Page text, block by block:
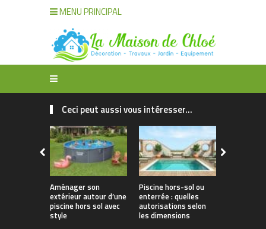
MENU PRINCIPAL
Ceci peut aussi vous intéresser...
Aménager son
extérieur autour d’une
piscine hors sol avec
style
Piscine hors-sol ou
enterrée : quelles
autorisations selon
les dimensions